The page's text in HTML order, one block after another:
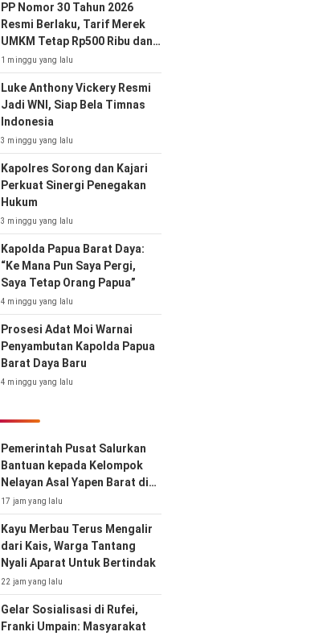
PP Nomor 30 Tahun 2026
Resmi Berlaku, Tarif Merek
UMKM Tetap Rp500 Ribu dan
Hak Cipta Lagu Gratis
1 minggu yang lalu
Luke Anthony Vickery Resmi
Jadi WNI, Siap Bela Timnas
Indonesia
3 minggu yang lalu
Kapolres Sorong dan Kajari
Perkuat Sinergi Penegakan
Hukum
3 minggu yang lalu
Kapolda Papua Barat Daya:
“Ke Mana Pun Saya Pergi,
Saya Tetap Orang Papua”
4 minggu yang lalu
Prosesi Adat Moi Warnai
Penyambutan Kapolda Papua
Barat Daya Baru
4 minggu yang lalu
Pemerintah Pusat Salurkan
Bantuan kepada Kelompok
Nelayan Asal Yapen Barat di
Kota Sorong
17 jam yang lalu
Kayu Merbau Terus Mengalir
dari Kais, Warga Tantang
Nyali Aparat Untuk Bertindak
22 jam yang lalu
Gelar Sosialisasi di Rufei,
Franki Umpain: Masyarakat